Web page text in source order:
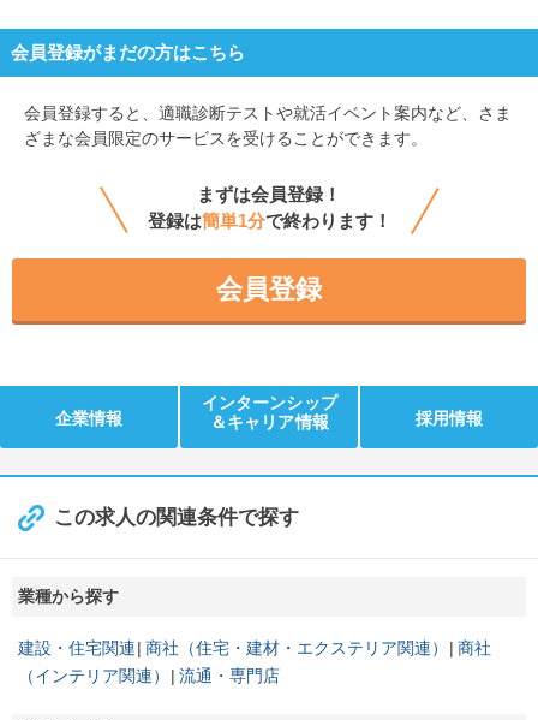
会員登録がまだの方はこちら
会員登録すると、 適職診断テストや就活イベント案内など、さま
ざまな会員限定のサービスを受けることができます。
まずは会員登録！
登録は簡単1分で終わります！
会員登録
企業情報
インターンシップ
＆キャリア情報
採用情報
この求人の関連条件で探す
業種から探す
建設・住宅関連 商社（住宅・建材・エクステリア関連）
商社
（インテリア関連）
流通・専門店